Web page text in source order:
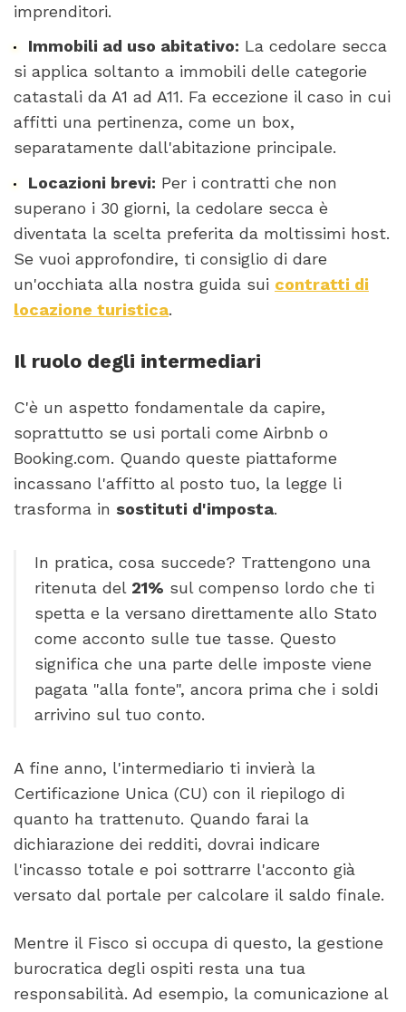
imprenditori.
Immobili ad uso abitativo: La cedolare secca
si applica soltanto a immobili delle categorie
catastali da A1 ad A11. Fa eccezione il caso in cui
affitti una pertinenza, come un box,
separatamente dall'abitazione principale.
Locazioni brevi: Per i contratti che non
superano i 30 giorni, la cedolare secca è
diventata la scelta preferita da moltissimi host.
Se vuoi approfondire, ti consiglio di dare
un'occhiata alla nostra guida sui contratti di
locazione turistica.
Il ruolo degli intermediari
C'è un aspetto fondamentale da capire,
soprattutto se usi portali come Airbnb o
Booking.com. Quando queste piattaforme
incassano l'affitto al posto tuo, la legge li
trasforma in sostituti d'imposta.
In pratica, cosa succede? Trattengono una
ritenuta del 21% sul compenso lordo che ti
spetta e la versano direttamente allo Stato
come acconto sulle tue tasse. Questo
significa che una parte delle imposte viene
pagata "alla fonte", ancora prima che i soldi
arrivino sul tuo conto.
A fine anno, l'intermediario ti invierà la
Certificazione Unica (CU) con il riepilogo di
quanto ha trattenuto. Quando farai la
dichiarazione dei redditi, dovrai indicare
l'incasso totale e poi sottrarre l'acconto già
versato dal portale per calcolare il saldo finale.
Mentre il Fisco si occupa di questo, la gestione
burocratica degli ospiti resta una tua
responsabilità. Ad esempio, la comunicazione al